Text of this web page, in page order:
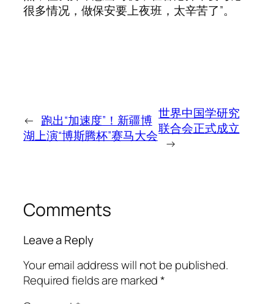
很多情况，做保安要上夜班，太辛苦了”。
← 跑出“加速度”！新疆博
湖上演“博斯腾杯”赛马大会
世界中国学研究
联合会正式成立
→
Comments
Leave a Reply
Your email address will not be published.
Required fields are marked*